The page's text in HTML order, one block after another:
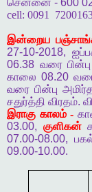
சென்னை - 600
cell: 0091
இன்றைய
27-10-2018,
06.38 வரை பின்பு
காலை 08.20
வரை பின்பு
சதுர்த்தி விரதம்.
இராகு காலம் -
03.00, குளிகன்
07.00-08.00,
09.00-10.00.